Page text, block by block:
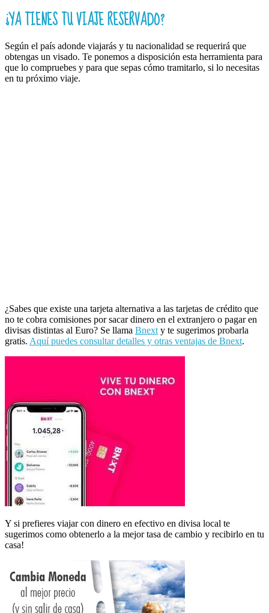
¿YA TIENES TU VIAJE RESERVADO?
Según el país adonde viajarás y tu nacionalidad se requerirá que
obtengas un visado. Te ponemos a disposición esta herramienta para
que lo compruebes y para que sepas cómo tramitarlo, si lo necesitas
en tu próximo viaje.
¿Sabes que existe una tarjeta alternativa a las tarjetas de crédito que
no te cobra comisiones por sacar dinero en el extranjero o pagar en
divisas distintas al Euro? Se llama Bnext y te sugerimos probarla
gratis. Aquí puedes consultar detalles y otras ventajas de Bnext.
Y si prefieres viajar con dinero en efectivo en divisa local te
sugerimos como obtenerlo a la mejor tasa de cambio y recibirlo en tu
casa!